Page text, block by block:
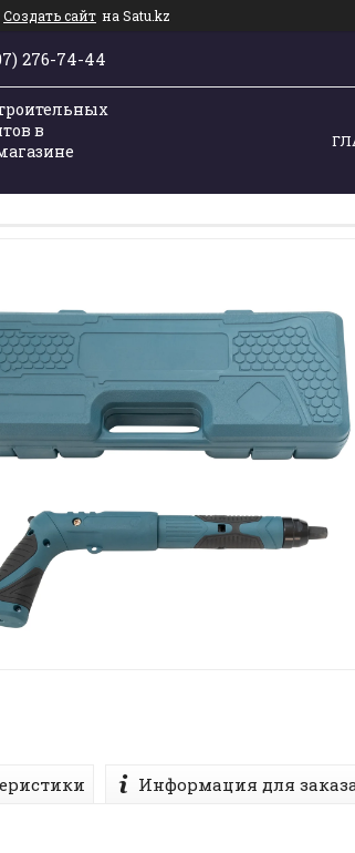
Создать сайт на Satu.kz
276-74-44
в
Информация для